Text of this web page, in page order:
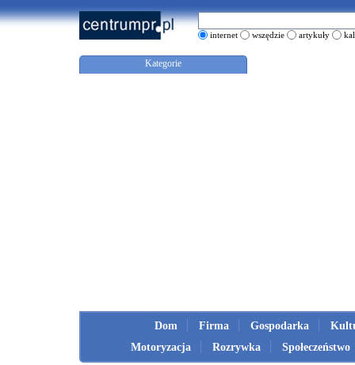
internet wszędzie artykuły
Kategorie
Dom Firma Gospodarka
Motoryzacja
Rozrywka Społeczeństwo